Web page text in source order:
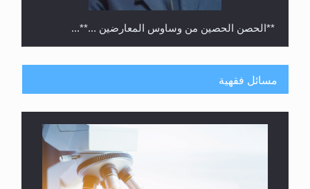
**الحصن الحصين من وساوس المعارضين ...**...
مسائل فقهية